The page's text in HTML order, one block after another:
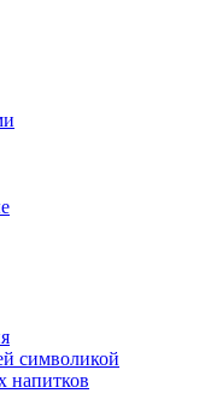
символикой
напитков